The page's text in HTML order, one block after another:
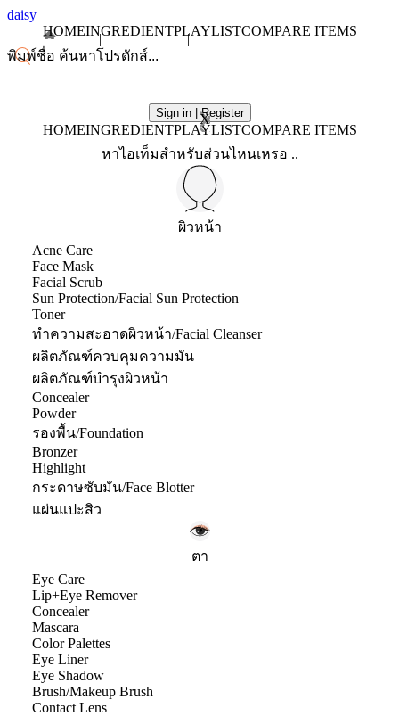
daisy
HOMEINGREDIENTPLAYLISTCOMPARE ITEMS
Sign in | Register
X
HOMEINGREDIENTPLAYLISTCOMPARE ITEMS
หาไอเท็มสำหรับส่วนไหนเหรอ ..
ผิวหน้า
Acne Care
Face Mask
Facial Scrub
Sun Protection/Facial Sun Protection
Toner
ทำความสะอาดผิวหน้า/Facial Cleanser
ผลิตภัณฑ์ควบคุมความมัน
ผลิตภัณฑ์บำรุงผิวหน้า
Concealer
Powder
รองพื้น/Foundation
Bronzer
Highlight
กระดาษซับมัน/Face Blotter
แผ่นแปะสิว
ตา
Eye Care
Lip+Eye Remover
Concealer
Mascara
Color Palettes
Eye Liner
Eye Shadow
Brush/Makeup Brush
Contact Lens